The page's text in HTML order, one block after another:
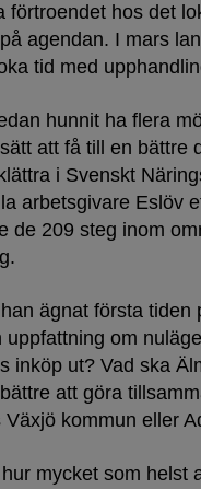
förtroendet hos det
agendan. I mars
tid med
hunnit ha flera
att få till en bättre
i Svenskt
arbetsgivare Eslöv
de 209 steg inom
ägnat första tiden
uppfattning om
inköp ut? Vad ska
att göra
Växjö kommun eller
mycket som helst